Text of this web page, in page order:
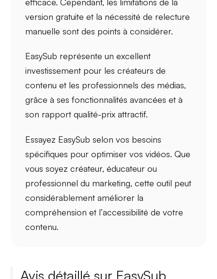
version gratuite et la nécessité de relecture
manuelle sont des points à considérer.
EasySub représente un excellent
investissement pour lescréateurs de
contenu et les professionnels des médias,
grâce à ses fonctionnalités avancées et à
son rapportqualité-prix attractif.
Essayez EasySub selon vos besoins
spécifiques pour optimiser vos vidéos. Que
vous soyez créateur, éducateur ou
professionnel du marketing, cette outil peut
considérablement améliorer la
compréhension et l’accessibilité de votre
contenu.
Avis détaillé sur EasySub